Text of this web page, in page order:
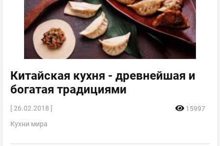
Китайская кухня - древнейшая и
богатая традициями
[ 26.02.2018 ]
15997
Кухни мира